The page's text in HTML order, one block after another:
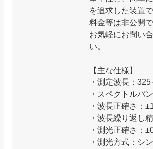
を追求した装置で
料金等は非公開
お気軽にお問い
い。
【主な仕様】
・測定波長：
・スペクトルバ
・波長正確さ：
・波長繰り返し
・測光正確さ：
・測光方式：シ